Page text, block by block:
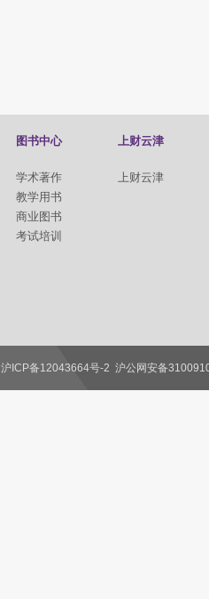
图书中心
学术著作
教学用书
商业图书
考试培训
上财云津
上财云津
沪ICP备12043664号-2 沪公网安备